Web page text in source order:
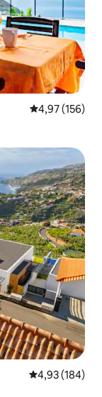
4,97 av 5 i
4,97 (156)
4,93 av 5 i
4,93 (184)